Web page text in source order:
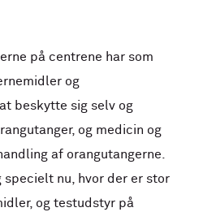
på centrene har som
og
beskytte sig selv og
og medicin og
af orangutangerne.
specielt nu, hvor der er stor
og testudstyr på